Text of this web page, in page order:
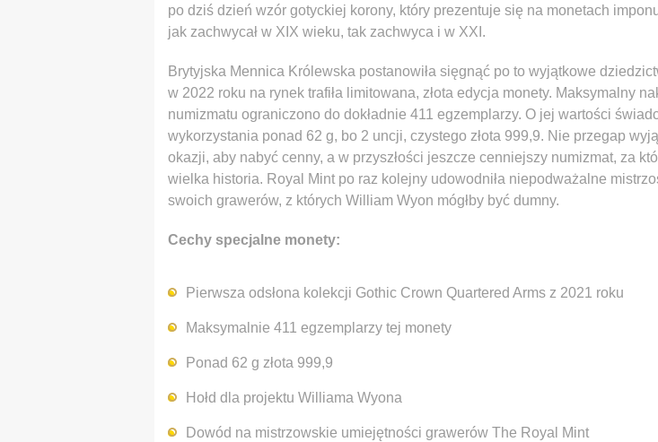
po dziś dzień wzór gotyckiej korony, który prezentuje się na monetach
jak zachwycał w XIX wieku, tak zachwyca i w XXI.
Brytyjska Mennica Królewska postanowiła sięgnąć po to wyjątkowe
w 2022 roku na rynek trafiła limitowana, złota edycja monety. Maksymalny
numizmatu ograniczono do dokładnie 411 egzemplarzy. O jej wartości
wykorzystania ponad 62 g, bo 2 uncji, czystego złota 999,9. Nie przegap
okazji, aby nabyć cenny, a w przyszłości jeszcze cenniejszy numizmat, za
wielka historia. Royal Mint po raz kolejny udowodniła niepodważalne
swoich grawerów, z których William Wyon mógłby być dumny.
Cechy specjalne monety:
Pierwsza odsłona kolekcji Gothic Crown Quartered Arms z 2021 roku
Maksymalnie 411 egzemplarzy tej monety
Ponad 62 g złota 999,9
Hołd dla projektu Williama Wyona
Dowód na mistrzowskie umiejętności grawerów The Royal Mint